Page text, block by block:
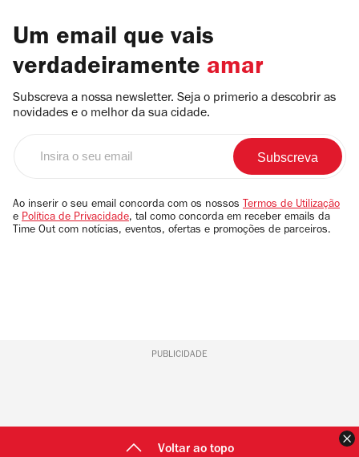
Um email que vais
verdadeiramente amar
Subscreva a nossa newsletter. Seja o primerio a descobrir as
novidades e o melhor da sua cidade.
email
Ao inserir o seu email concorda com os nossos Termos de Utilização
e Política de Privacidade, tal como concorda em receber emails da
Time Out com notícias, eventos, ofertas e promoções de parceiros.
PUBLICIDADE
Voltar ao topo